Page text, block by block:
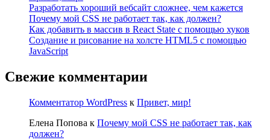
Разработать хороший вебсайт сложнее, чем кажется
Почему мой CSS не работает так, как должен?
Как добавить в массив в React State с помощью хуков
Создание и рисование на холсте HTML5 с помощью
JavaScript
Свежие комментарии
Комментатор WordPress к Привет, мир!
Елена Попова к Почему мой CSS не работает так, как
должен?